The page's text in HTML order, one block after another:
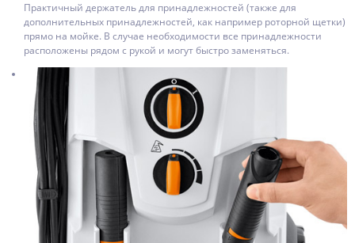
Практичный держатель для принадлежностей (также для
дополнительных принадлежностей, как например роторной щетки)
прямо на мойке. В случае необходимости все принадлежности
расположены рядом с рукой и могут быстро заменяться.